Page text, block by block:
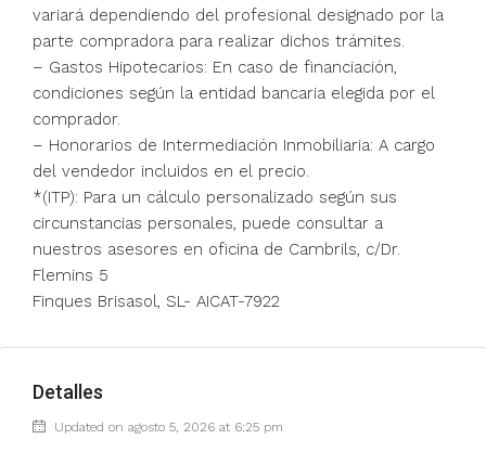
variará dependiendo del profesional designado por la
parte compradora para realizar dichos trámites.
– Gastos Hipotecarios: En caso de financiación,
condiciones según la entidad bancaria elegida por el
comprador.
– Honorarios de Intermediación Inmobiliaria: A cargo
del vendedor incluidos en el precio.
*(ITP): Para un cálculo personalizado según sus
circunstancias personales, puede consultar a
nuestros asesores en oficina de Cambrils, c/Dr.
Flemins 5
Finques Brisasol, SL- AICAT-7922
Detalles
Updated on agosto 5, 2026 at 6:25 pm